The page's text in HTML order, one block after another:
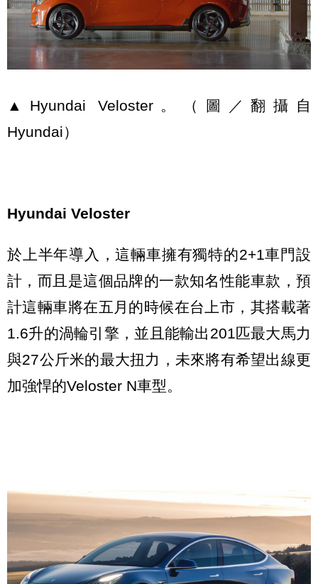
▲Hyundai Veloster。（圖／翻攝自
Hyundai）
Hyundai Veloster
於上半年導入，這輛車擁有獨特的2+1車門設
計，而且是這個品牌的一款知名性能車款，預
計這輛車將在五月的時候在台上市，其搭載著
1.6升的渦輪引擎，並且能輸出201匹最大馬力
與27公斤米的最大扭力，未來將有希望出線更
加強悍的Veloster N車型。